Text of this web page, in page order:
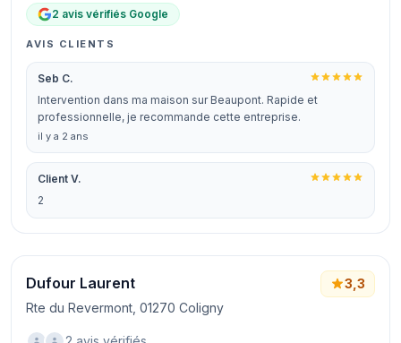
2 avis vérifiés Google
AVIS CLIENTS
Seb C.
Intervention dans ma maison sur Beaupont. Rapide et
professionnelle, je recommande cette entreprise.
il y a 2 ans
Client V.
2
Dufour Laurent
Rte du Revermont, 01270 Coligny
3,3